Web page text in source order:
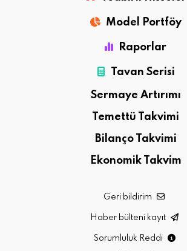
Model Portföy
Raporlar
Tavan Serisi
Sermaye Artırımı
Temettü Takvimi
Bilanço Takvimi
Ekonomik Takvim
Geri bildirim
Haber bülteni kayıt
Sorumluluk Reddi